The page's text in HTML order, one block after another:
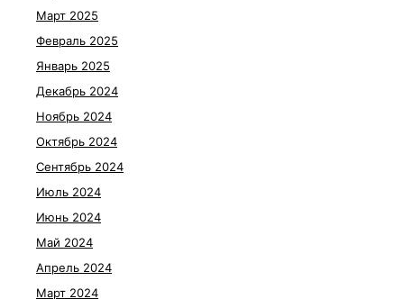
Март 2025
Февраль 2025
Январь 2025
Декабрь 2024
Ноябрь 2024
Октябрь 2024
Сентябрь 2024
Июль 2024
Июнь 2024
Май 2024
Апрель 2024
Март 2024